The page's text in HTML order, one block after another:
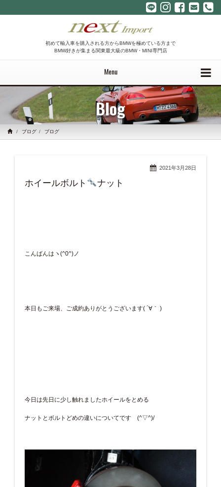
初めて輸入車を購入される方からBMWを極めている方まで
BMW好きが集まる関東最大級のBMW・MINI専門店
Menu
Blog
ブログ ブログ
2021年3月28日
ホイールボルト ナット
こんばんはヽ(^0^)ノ
本日もご来場、ご成約ありがとうございます( ´∀｀ )
今日は先日に少し触れましたホイールをとめる
ナットとボルトどめの違いについてです (^▽^)/